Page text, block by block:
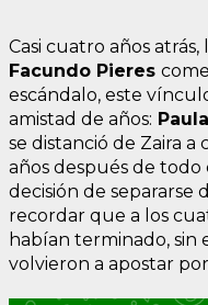
Casi cuatro años
Facundo Pieres
escándalo, este
amistad de años:
se distanció de Zaira a
años después de
decisión de separarse
recordar que a los
habían terminado, sin
volvieron a apostar